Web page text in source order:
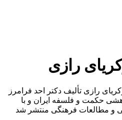
رازی
رازی تألیف دکتر احد فرامرز
حکمت و فلسفه ایران و با
و مطالعات فرهنگی منتشر شد